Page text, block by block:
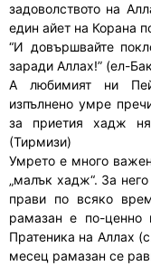
задоволството на
един айет на Корана
“И довършвайте
заради Аллах!” (ел-
А любимият ни
изпълнено умре
за приетия хадж
(Тирмизи)
Умрето е много
„малък хадж“. За
прави по всяко
рамазан е по-ценно
Пратеника на Аллах
месец рамазан се